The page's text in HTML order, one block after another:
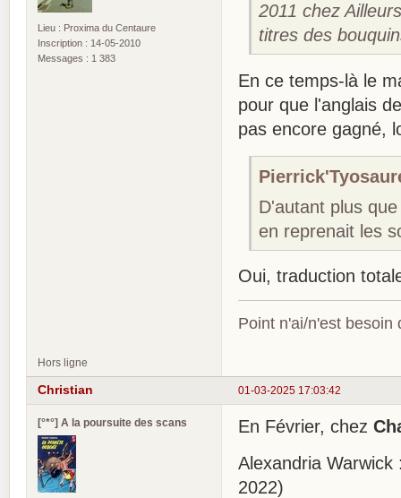
Lieu : Proxima du Centaure
Inscription : 14-05-2010
Messages : 1 383
2011 chez
titres des
En ce temps-là le
pour que l'anglais
pas encore gagné,
D'autant plus
en reprenait les
Oui, traduction
Point n'ai/n'est besoin
Hors ligne
01-03-2025 17:03:42
Christian
[°*°] A la poursuite des scans En Février, chez
Alexandria
2022)